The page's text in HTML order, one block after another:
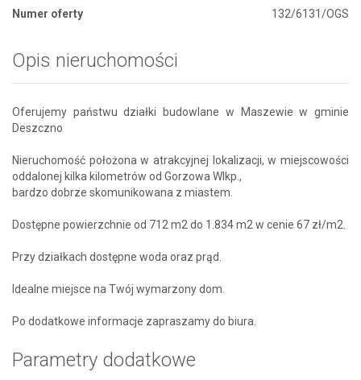
Numer oferty
132/6131/OGS
Opis nieruchomości
Oferujemy państwu działki budowlane w Maszewie w gminie
Deszczno
Nieruchomość położona w atrakcyjnej lokalizacji, w miejscowości
oddalonej kilka kilometrów od Gorzowa Wlkp.,
bardzo dobrze skomunikowana z miastem.
Dostępne powierzchnie od 712 m2 do 1.834 m2 w cenie 67 zł/m2.
Przy działkach dostępne woda oraz prąd.
Idealne miejsce na Twój wymarzony dom.
Po dodatkowe informacje zapraszamy do biura.
Parametry dodatkowe